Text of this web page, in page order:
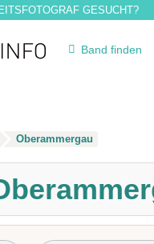
GESUCHT?
Band finden
Oberammergau